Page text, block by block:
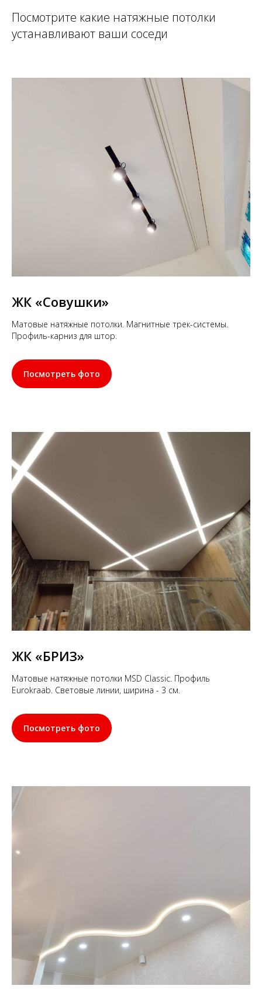
Посмотрите какие натяжные потолки
устанавливают ваши соседи
ЖК «Совушки»
Матовые натяжные потолки. Магнитные трек-системы.
Профиль-карниз для штор.
Посмотреть фото
ЖК «БРИЗ»
Матовые натяжные потолки MSD Classic. Профиль
Eurokraab. Световые линии, ширина - 3 см.
Посмотреть фото